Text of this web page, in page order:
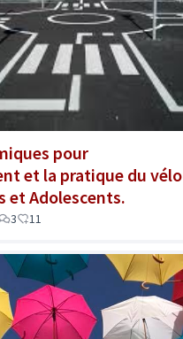
pour
et la pratique du vélo
et Adolescents.
3 11